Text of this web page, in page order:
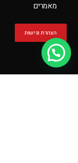
מאמרים
הצהרת נגישות